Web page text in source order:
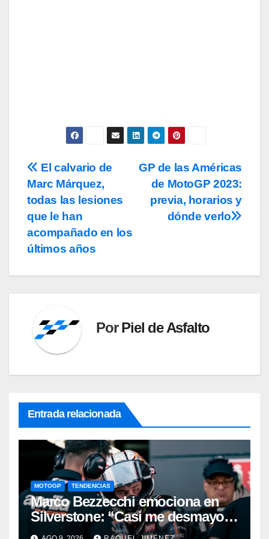
Navegación
de
entradas
GP de las Américas
de MotoGP 2023:
previa, horarios y
dónde verlo
El calvario de
Marc Márquez,
todas las lesiones
que le han
acompañado en los
últimos años
PorPiel de Asfalto
Entrada relacionada
MOTOGP TENDENCIAS
Marco Bezzecchi emociona en
Silverstone: “Casi me desmayo,
pero este podio vale muchísimo”